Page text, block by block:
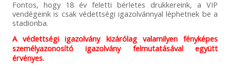
Fontos, hogy 18 év feletti bérletes drukkereink, a VIP
vendégeink is csak védettségi igazolvánnyal léphetnek be a
stadionba.
A védettségi igazolvány kizárólag valamilyen fényképes
személyazonosító igazolvány felmutatásával együtt
érvényes.